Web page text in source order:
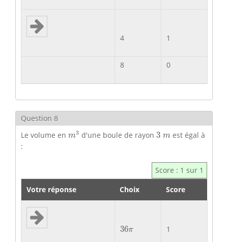
4 1
8 0
Question 8
Le volume en m3
3 d'une boule de rayon 3 m
3 mest égal à
:
Score : 1 sur 1
Votre réponse
Choix Score
36π
36π 1